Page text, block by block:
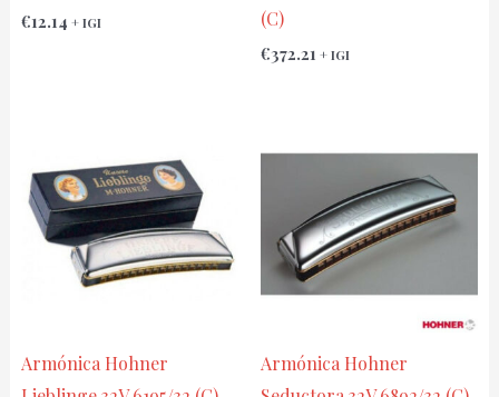
€12.14 + IGI
(C)
€372.21 + IGI
Armónica Hohner
Armónica Hohner